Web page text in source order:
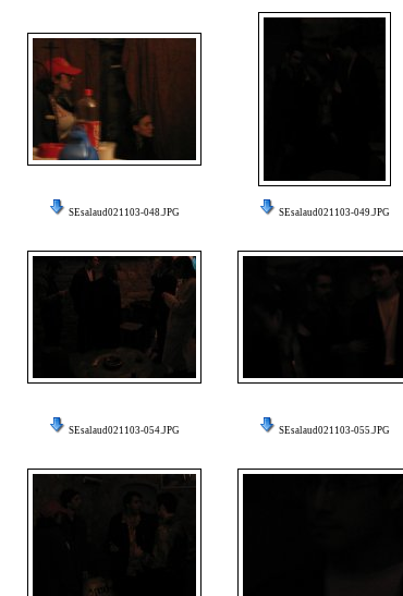
SEsalaud021103-048.JPG SEsalaud021103-049.JPG
SEsalaud021103-054.JPG SEsalaud021103-055.JPG